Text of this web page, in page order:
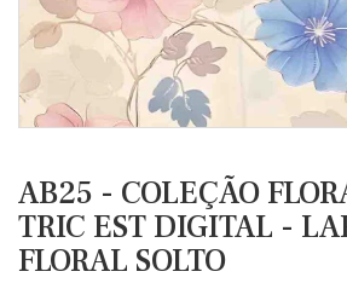
AB25 - COLEÇÃO
TRIC EST DIGITAL -
FLORAL SOLTO